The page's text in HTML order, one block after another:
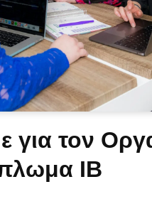
για τον
IB